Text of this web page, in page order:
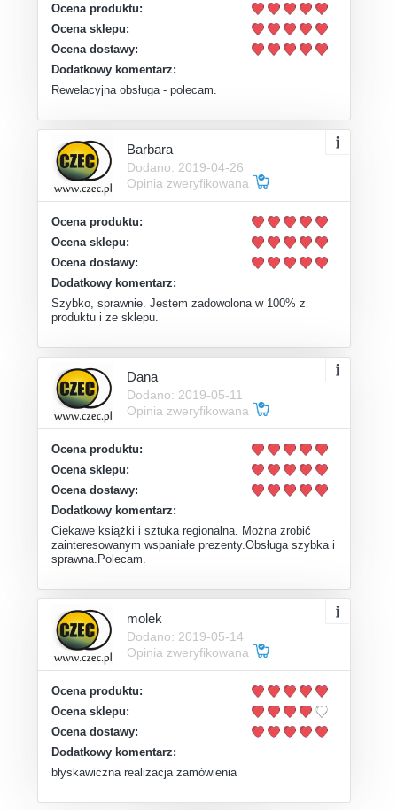
Ocena produktu:
Ocena sklepu:
Ocena dostawy:
Dodatkowy komentarz:
Rewelacyjna obsługa - polecam.
Barbara
Dodano: 2019-04-26
Opinia zweryfikowana
Ocena produktu:
Ocena sklepu:
Ocena dostawy:
Dodatkowy komentarz:
Szybko, sprawnie. Jestem zadowolona w 100% z
produktu i ze sklepu.
Dana
Dodano: 2019-05-11
Opinia zweryfikowana
Ocena produktu:
Ocena sklepu:
Ocena dostawy:
Dodatkowy komentarz:
Ciekawe książki i sztuka regionalna. Można zrobić
zainteresowanym wspaniałe prezenty.Obsługa szybka i
sprawna.Polecam.
molek
Dodano: 2019-05-14
Opinia zweryfikowana
Ocena produktu:
Ocena sklepu:
Ocena dostawy:
Dodatkowy komentarz:
błyskawiczna realizacja zamówienia